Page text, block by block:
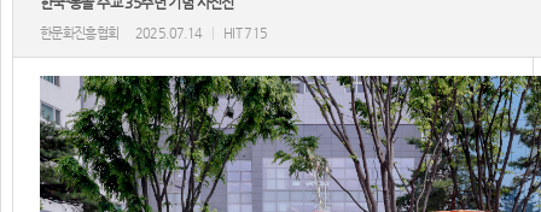
한문화진흥협회 2025.07.14 HIT 715